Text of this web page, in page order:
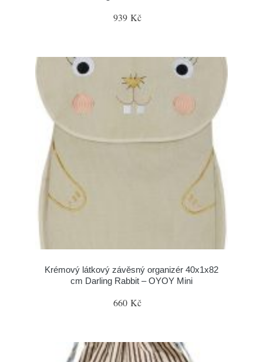
939 Kč
Krémový látkový závěsný organizér 40x1x82
cm Darling Rabbit – OYOY Mini
660 Kč